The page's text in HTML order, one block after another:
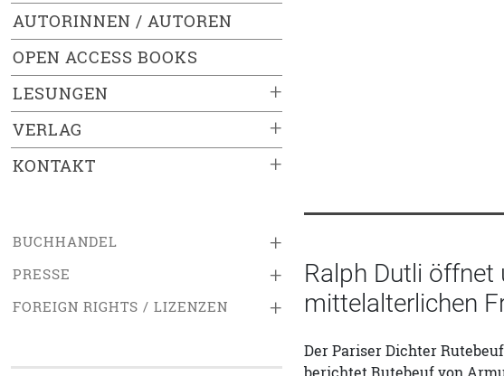
AUTORINNEN / AUTOREN
OPEN ACCESS BOOKS
+
LESUNGEN
+
VERLAG
+
KONTAKT
+
BUCHHANDEL
+
PRESSE
+
FOREIGN RIGHTS / LIZENZEN
Ralph Dutli öffnet
mittelalterlichen
Der Pariser Dichter